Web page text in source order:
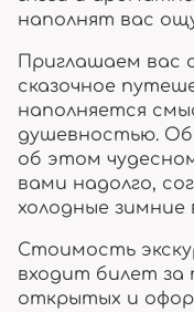
наполнят вас
Приглашаем вас
сказочное
наполняется
душевностью.
об этом
вами надолго,
холодные зимние
Стоимость
входит билет за
открытых и